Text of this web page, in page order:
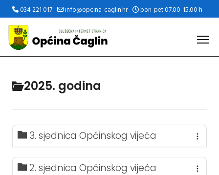
034 221 017 info@opcina-caglin.hr pon-pet 07.00-15.00 h
2025. godina
3. sjednica Općinskog vijeća
2. sjednica Općinskog vijeća